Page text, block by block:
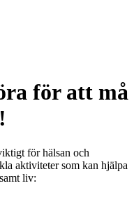
för att må
för hälsan och
aktiviteter som kan hjälpa
liv: